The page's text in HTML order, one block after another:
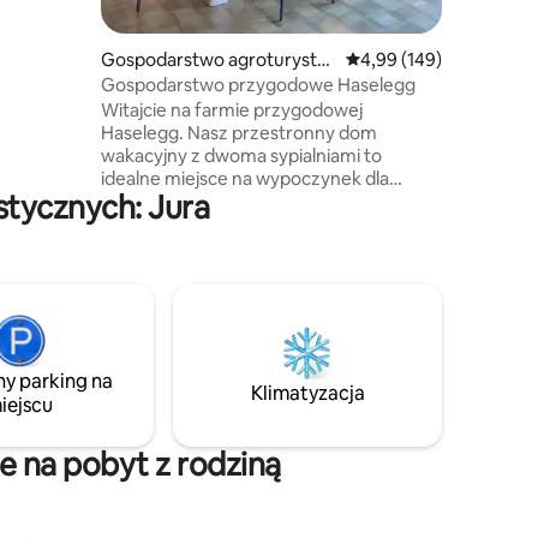
Gospodarstwo agroturystyc
zne
Średnia ocena: 4,99
4,99 (149)
Gospodarstwo przygodowe Haselegg
Witajcie na farmie przygodowej
Haselegg. Nasz przestronny dom
wakacyjny z dwoma sypialniami to
idealne miejsce na wypoczynek dla
rodzin i miłośników przyrody, którzy
szukają autentycznych wrażeń z wakacji
około 35 minut od Lucerny. Tutaj poznasz
kozy, krowy, kury i wiele innych zwierząt
oraz z bliska doświadczysz
autentycznego życia na wsi.
Jura
parking na
Klimatyzacja
na pobyt z rodziną